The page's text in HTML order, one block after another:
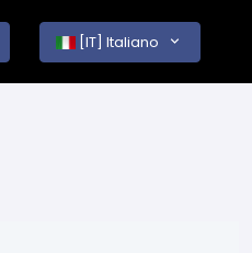
[IT] Italiano